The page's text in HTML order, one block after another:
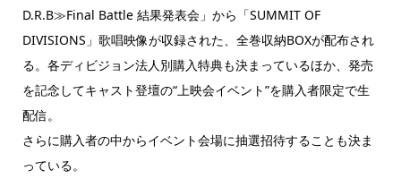
D.R.B≫Final Battle 結果発表会」から「SUMMIT OF
DIVISIONS」歌唱映像が収録された、全巻収納BOXが配布され
る。各ディビジョン法人別購入特典も決まっているほか、発売
を記念してキャスト登壇の“上映会イベント”を購入者限定で生
配信。
さらに購入者の中からイベント会場に抽選招待することも決ま
っている。